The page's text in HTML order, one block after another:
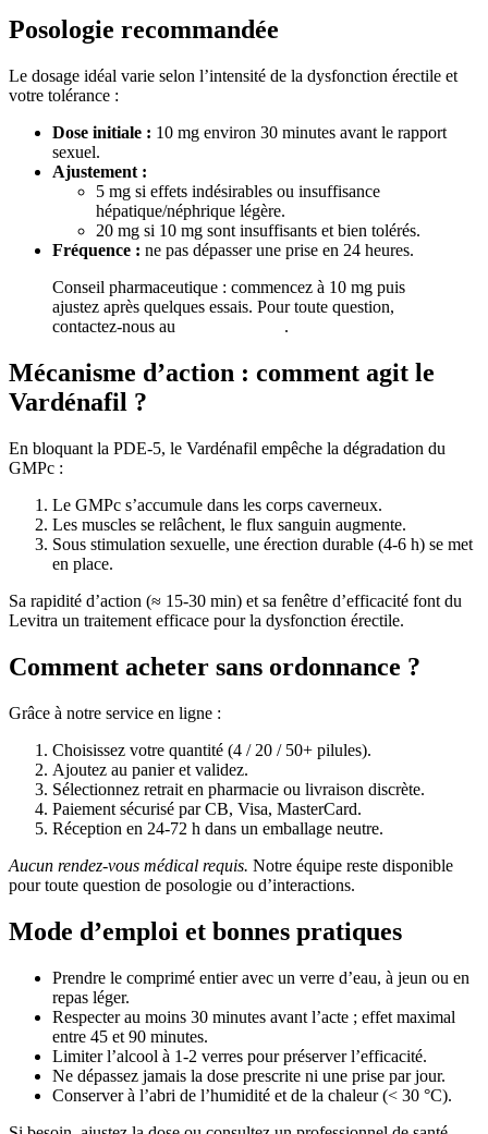
Posologie recommandée
Le dosage idéal varie selon l’intensité de la dysfonction érectile et
votre tolérance :
Dose initiale : 10 mg environ 30 minutes avant le rapport
sexuel.
Ajustement :
5 mg si effets indésirables ou insuffisance
hépatique/néphrique légère.
20 mg si 10 mg sont insuffisants et bien tolérés.
Fréquence : ne pas dépasser une prise en 24 heures.
Conseil pharmaceutique : commencez à 10 mg puis
ajustez après quelques essais. Pour toute question,
contactez-nous au
.
Mécanisme d’action : comment agit le
Vardénafil ?
En bloquant la PDE-5, le Vardénafil empêche la dégradation du
GMPc :
Le GMPc s’accumule dans les corps caverneux.
Les muscles se relâchent, le flux sanguin augmente.
Sous stimulation sexuelle, une érection durable (4-6 h) se met
en place.
Sa rapidité d’action (≈ 15-30 min) et sa fenêtre d’efficacité font du
Levitra un traitement efficace pour la dysfonction érectile.
Comment acheter sans ordonnance ?
Grâce à notre service en ligne :
Choisissez votre quantité (4 / 20 / 50+ pilules).
Ajoutez au panier et validez.
Sélectionnez retrait en pharmacie ou livraison discrète.
Paiement sécurisé par CB, Visa, MasterCard.
Réception en 24-72 h dans un emballage neutre.
Aucun rendez-vous médical requis. Notre équipe reste disponible
pour toute question de posologie ou d’interactions.
Mode d’emploi et bonnes pratiques
Prendre le comprimé entier avec un verre d’eau, à jeun ou en
repas léger.
Respecter au moins 30 minutes avant l’acte ; effet maximal
entre 45 et 90 minutes.
Limiter l’alcool à 1-2 verres pour préserver l’efficacité.
Ne dépassez jamais la dose prescrite ni une prise par jour.
Conserver à l’abri de l’humidité et de la chaleur (< 30 °C).